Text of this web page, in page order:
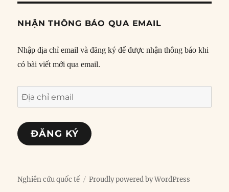
NHẬN THÔNG BÁO QUA EMAIL
Nhập địa chỉ email và đăng ký để được nhận thông báo khi
có bài viết mới qua email.
Địa
chỉ
email
ĐĂNG KÝ
Nghiên cứu quốc tế Proudly powered by WordPress